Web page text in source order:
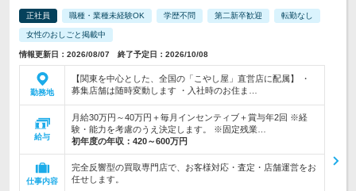
正社員 職種・業種未経験OK 学歴不問 第二新卒歓迎 転勤なし
女性のおしごと掲載中
情報更新日：2026/08/07 終了予定日：2026/10/08
勤務地
【関東を中心とした、全国の「こやし屋」直営店に配属】 ・
募集店舗は随時変動します ・入社時のお住ま…
給与
月給30万円～40万円＋毎月インセンティブ＋賞与年2回 ※経
験・能力を考慮のうえ決定します。 ※固定残業…
初年度の年収： 420～600万円
仕事内容
完全反響型の買取専門店で、お客様対応・査定・店舗運営をお
任せします。